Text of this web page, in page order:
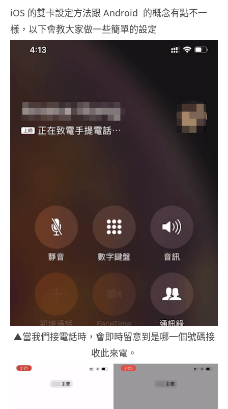
iOS 的雙卡設定方法跟 Android 的概念有點不一
樣，以下會教大家做一些簡單的設定
▲當我們接電話時，會即時留意到是哪一個號碼接
收此來電。